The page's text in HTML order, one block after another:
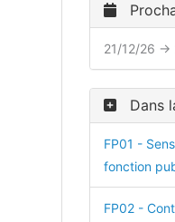
21/12/26 →
Dans
FP01 -
fonction
FP02 -